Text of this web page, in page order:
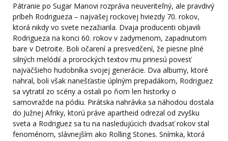
Pátranie po Sugar Manovi rozpráva neuveriteľný, ale pravdivý
príbeh Rodrigueza – najväšej rockovej hviezdy 70. rokov,
ktorá nikdy vo svete nezažiarila. Dvaja producenti objavili
Rodrigueza na konci 60. rokov v zadymenom, zapadnutom
bare v Detroite. Boli očarení a presvedčení, že piesne plné
silných melódií a prorockých textov mu prinesú povesť
najväčšieho hudobníka svojej generácie. Dva albumy, ktoré
nahral, boli však nanešťastie úplným prepadákom, Rodriguez
sa vytratil zo scény a ostali po ňom len historky o
samovražde na pódiu. Pirátska nahrávka sa náhodou dostala
do Južnej Afriky, ktorú práve apartheid odrezal od zvyšku
sveta a Rodriguez sa tu na nasledujúcich dvadsať rokov stal
fenoménom, slávnejším ako Rolling Stones. Snímka, ktorá